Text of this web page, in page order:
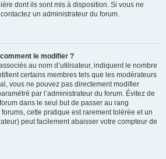
dont ils sont mis à disposition. Si vous ne
un administrateur du forum.
le modifier ?
au nom d’utilisateur, indiquent le nombre
certains membres tels que les modérateurs
vous ne pouvez pas directement modifier
par l’administrateur du forum. Évitez de
dans le seul but de passer au rang
cette pratique est rarement tolérée et un
peut facilement abaisser votre compteur de